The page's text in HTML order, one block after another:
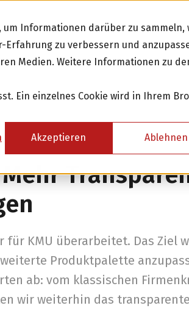
Informationen darüber zu sammeln,
zu verbessern und
Medien. Weitere Informationen zu
Ein einzelnes Cookie wird in Ihrem
Akzeptieren Ablehnen
Finanzieren
Persönliche
KMU überarbeitet. Das Ziel
Produktpalette
ab: vom klassischen
wir weiterhin das